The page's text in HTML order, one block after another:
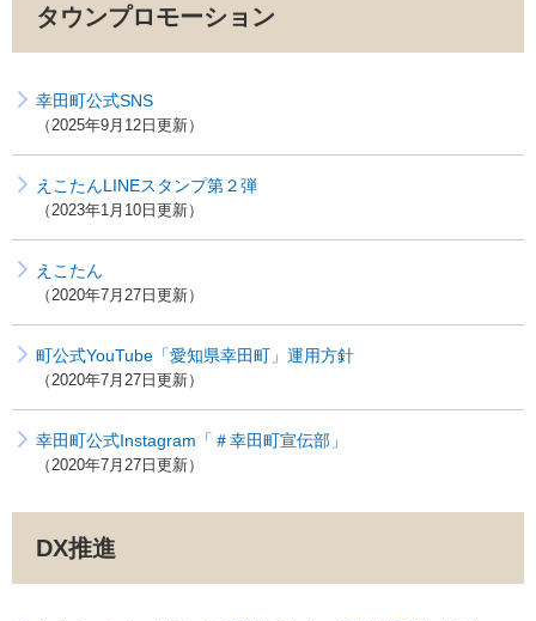
タウンプロモーション
幸田町公式SNS
2025年9月12日更新
えこたんLINEスタンプ第２弾
2023年1月10日更新
えこたん
2020年7月27日更新
町公式YouTube「愛知県幸田町」運用方針
2020年7月27日更新
幸田町公式Instagram「＃幸田町宣伝部」
2020年7月27日更新
DX推進